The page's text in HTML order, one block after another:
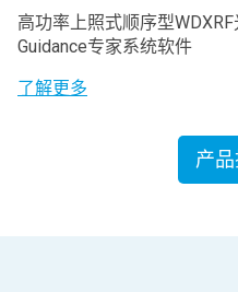
高功率上照式顺序型
Guidance专家系统软件
了解更多
产